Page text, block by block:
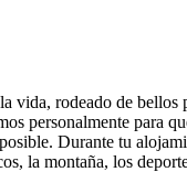
rodeado de bellos
personalmente para
Durante tu
la montaña, los